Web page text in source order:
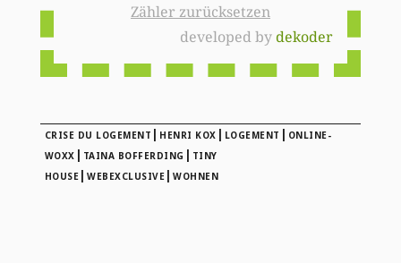
Zähler zurücksetzen
developed bydekoder
CRISE DU LOGEMENT | HENRI KOX | LOGEMENT | ONLINE-
WOXX | TAINA BOFFERDING | TINY
HOUSE |WEBEXCLUSIVE |WOHNEN